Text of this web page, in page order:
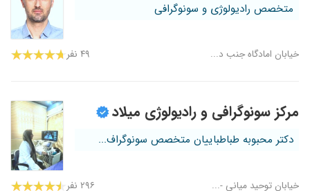
متخصص رادیولوژی و سونوگرافی
خیابان امادگاه جنب د... ۴۹ نفر
مرکز سونوگرافی و رادیولوژی میلاد
دکتر محبوبه طباطباییان متخصص سونوگراف...
خیابان توحید میانی -... ۲۹۶ نفر